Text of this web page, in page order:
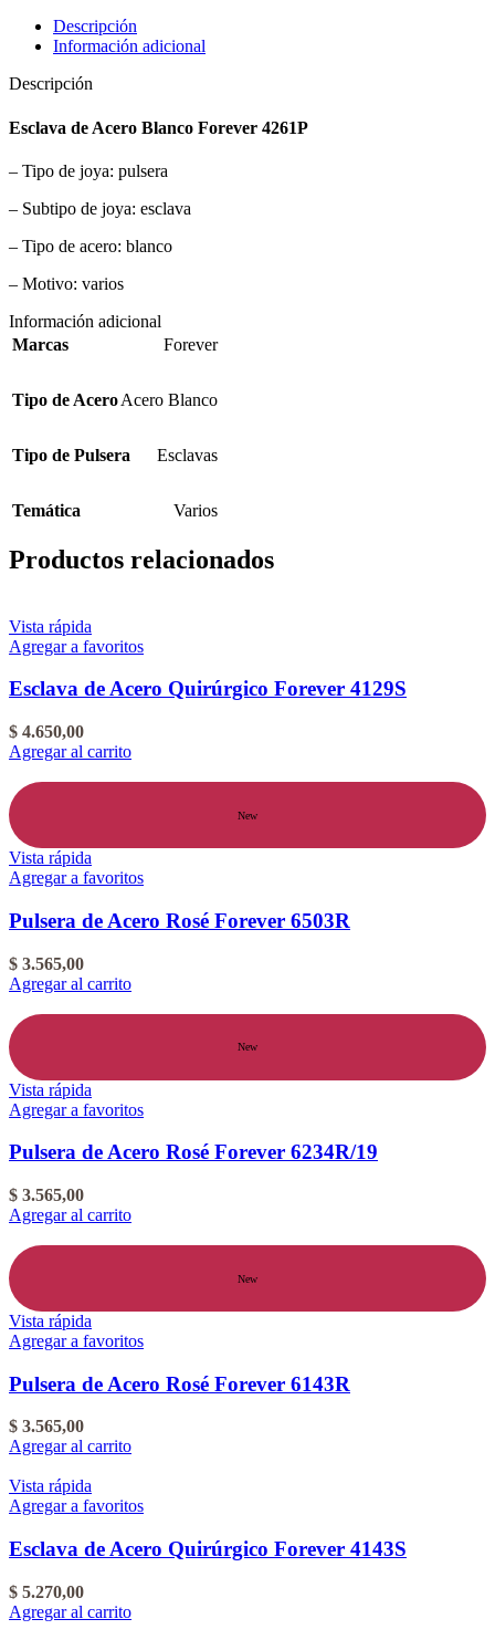
Descripción
Información adicional
Descripción
Esclava de Acero Blanco Forever 4261P
– Tipo de joya: pulsera
– Subtipo de joya: esclava
– Tipo de acero: blanco
– Motivo: varios
Información adicional
Marcas
Forever
Tipo de AceroAcero Blanco
Tipo de Pulsera Esclavas
Temática Varios
Productos relacionados
Vista rápida
Agregar a favoritos
Esclava de Acero Quirúrgico Forever 4129S
$ 4.650,00
Agregar al carrito
New
Vista rápida
Agregar a favoritos
Pulsera de Acero Rosé Forever 6503R
$ 3.565,00
Agregar al carrito
New
Vista rápida
Agregar a favoritos
Pulsera de Acero Rosé Forever 6234R/19
$ 3.565,00
Agregar al carrito
New
Vista rápida
Agregar a favoritos
Pulsera de Acero Rosé Forever 6143R
$ 3.565,00
Agregar al carrito
Vista rápida
Agregar a favoritos
Esclava de Acero Quirúrgico Forever 4143S
$ 5.270,00
Agregar al carrito